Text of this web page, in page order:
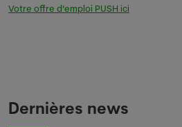
Votre offre d’emploi PUSH ici
Dernières news